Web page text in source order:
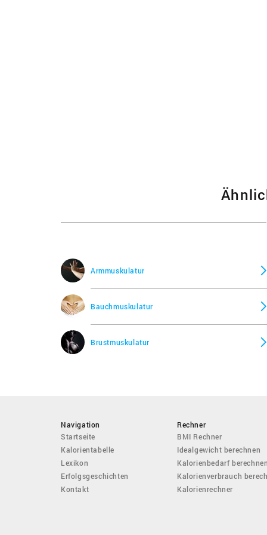
Armmuskulatur
Bauchmuskulatur
Brustmuskulatur
Navigation
Startseite
Kalorientabelle
Lexikon
Erfolgsgeschichten
Kontakt
Rechner
BMI Rechner
Idealgewicht berechnen
Kalorienbedarf
Kalorienverbrauch
Kalorienrechner